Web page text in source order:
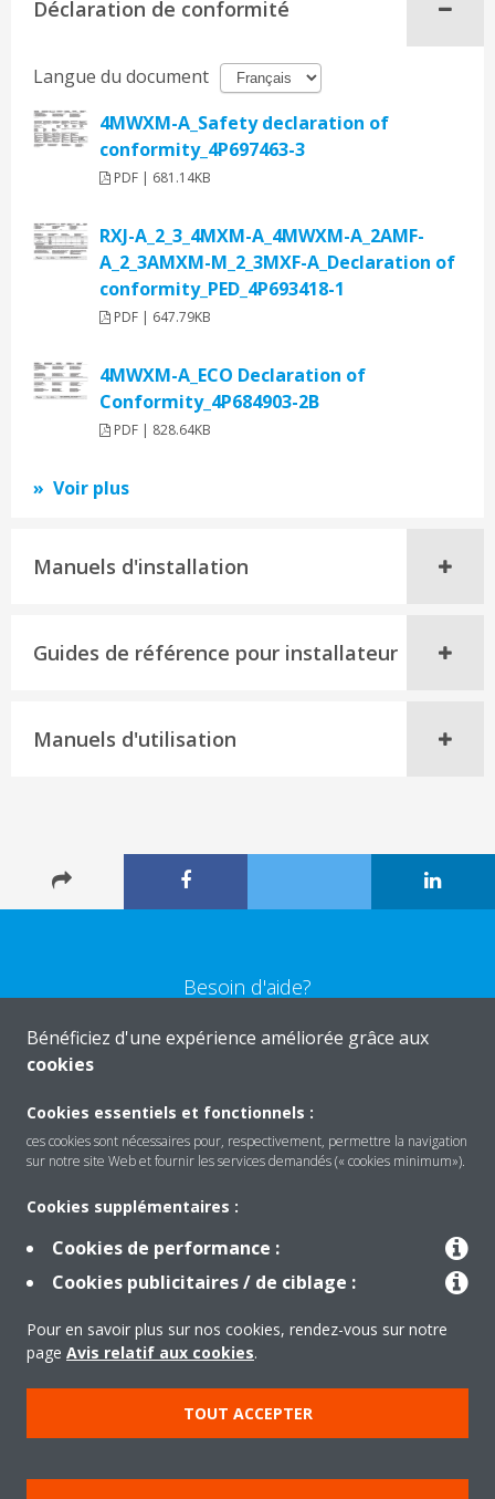
Déclaration de conformité
Langue du document
4MWXM-A_Safety declaration of
conformity_4P697463-3
PDF | 681.14KB
RXJ-A_2_3_4MXM-A_4MWXM-A_2AMF-
A_2_3AMXM-M_2_3MXF-A_Declaration of
conformity_PED_4P693418-1
PDF | 647.79KB
4MWXM-A_ECO Declaration of
Conformity_4P684903-2B
PDF | 828.64KB
Voir plus
Manuels d'installation
Guides de référence pour installateur
Manuels d'utilisation
Besoin d'aide?
CONTACTEZ-NOUS
Solutions
À propos de Daikin
Copyright © Daikin
Mentions légales
Avis relatif aux cookies
Bénéficiez d'une expérience améliorée grâce aux
cookies
Cookies essentiels et fonctionnels :
ces cookies sont nécessaires pour, respectivement, permettre la navigation
sur notre site Web et fournir les services demandés (« cookies minimum»).
Cookies supplémentaires :
Cookies de performance :
Cookies publicitaires / de ciblage :
Pour en savoir plus sur nos cookies, rendez-vous sur notre
page Avis relatif aux cookies.
TOUT ACCEPTER